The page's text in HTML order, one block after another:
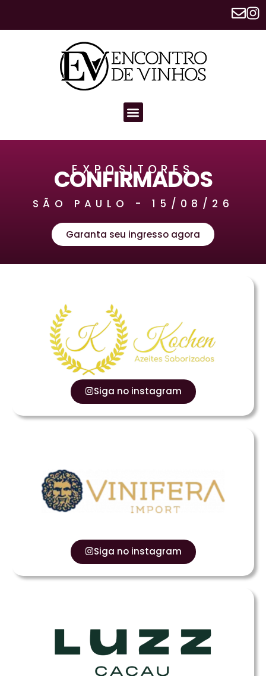
EXPOSITORES
CONFIRMADOS
SÃO PAULO - 15/08/26
Garanta seu ingresso agora
Siga no instagram
Siga no instagram